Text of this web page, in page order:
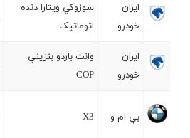
ايران
خودرو
سوزوکي ويتارا دنده
اتوماتيک
ايران
خودرو
وانت باردو بنزيني
COP
بي ام و X3